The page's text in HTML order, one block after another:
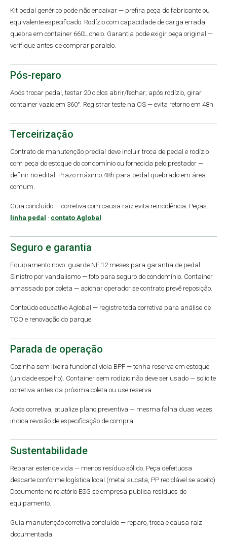
Kit pedal genérico pode não encaixar — prefira peça do fabricante ou
equivalente especificado. Rodízio com capacidade de carga errada
quebra em container 660L cheio. Garantia pode exigir peça original —
verifique antes de comprar paralelo.
Pós-reparo
Após trocar pedal, testar 20 ciclos abrir/fechar; após rodízio, girar
container vazio em 360°. Registrar teste na OS — evita retorno em 48h.
Terceirização
Contrato de manutenção predial deve incluir troca de pedal e rodízio
com peça do estoque do condomínio ou fornecida pelo prestador —
definir no edital. Prazo máximo 48h para pedal quebrado em área
comum.
Guia concluído — corretiva com causa raiz evita reincidência. Peças:
linha pedal · contato Aglobal
Seguro e garantia
Equipamento novo: guarde NF 12 meses para garantia de pedal.
Sinistro por vandalismo — foto para seguro do condomínio. Container
amassado por coleta — acionar operador se contrato prevê reposição.
Conteúdo educativo Aglobal — registre toda corretiva para análise de
TCO e renovação do parque.
Parada de operação
Cozinha sem lixeira funcional viola BPF — tenha reserva em estoque
(unidade espelho). Container sem rodízio não deve ser usado — solicite
corretiva antes da próxima coleta ou use reserva.
Após corretiva, atualize plano preventiva — mesma falha duas vezes
indica revisão de especificação de compra.
Sustentabilidade
Reparar estende vida — menos resíduo sólido. Peça defeituosa
descarte conforme logística local (metal sucata, PP reciclável se aceito).
Documente no relatório ESG se empresa publica resíduos de
equipamento.
Guia manutenção corretiva concluído — reparo, troca e causa raiz
documentada.